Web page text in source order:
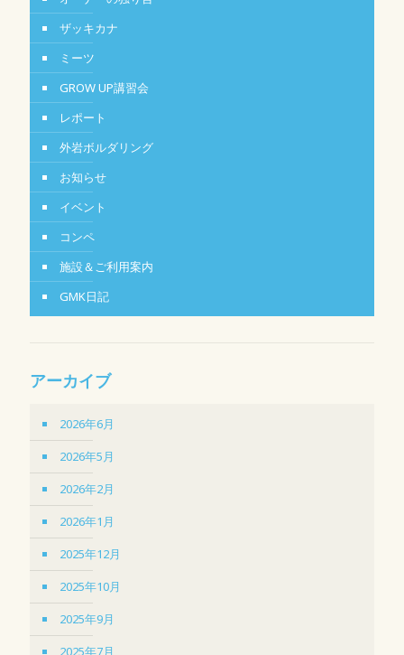
ザッキカナ
ミーツ
GROW UP講習会
レポート
外岩ボルダリング
お知らせ
イベント
コンペ
施設＆ご利用案内
GMK日記
アーカイブ
2026年6月
2026年5月
2026年2月
2026年1月
2025年12月
2025年10月
2025年9月
2025年7月